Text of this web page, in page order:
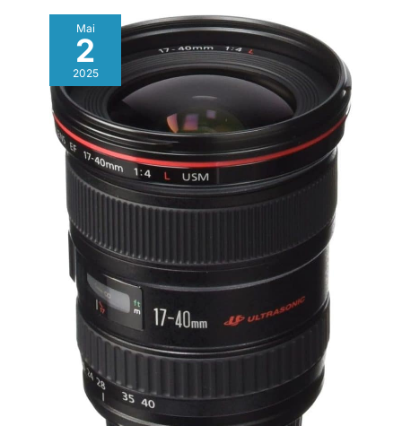
Mai
2
2025